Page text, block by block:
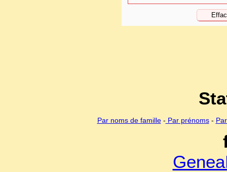
Par noms de famille- Par prénoms-